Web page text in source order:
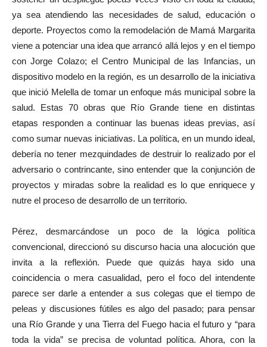
ya sea atendiendo las necesidades de salud, educación o
deporte. Proyectos como la remodelación de Mamá Margarita
viene a potenciar una idea que arrancó allá lejos y en el tiempo
con Jorge Colazo; el Centro Municipal de las Infancias, un
dispositivo modelo en la región, es un desarrollo de la iniciativa
que inició Melella de tomar un enfoque más municipal sobre la
salud. Estas 70 obras que Río Grande tiene en distintas
etapas responden a continuar las buenas ideas previas, así
como sumar nuevas iniciativas. La política, en un mundo ideal,
debería no tener mezquindades de destruir lo realizado por el
adversario o contrincante, sino entender que la conjunción de
proyectos y miradas sobre la realidad es lo que enriquece y
nutre el proceso de desarrollo de un territorio.
Pérez, desmarcándose un poco de la lógica política
convencional, direccionó su discurso hacia una alocución que
invita a la reflexión. Puede que quizás haya sido una
coincidencia o mera casualidad, pero el foco del intendente
parece ser darle a entender a sus colegas que el tiempo de
peleas y discusiones fútiles es algo del pasado; para pensar
una Río Grande y una Tierra del Fuego hacia el futuro y “para
toda la vida” se precisa de voluntad política. Ahora, con la